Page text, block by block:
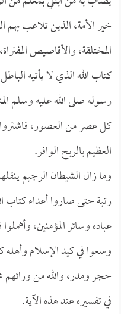
خير الأمة، الذين تلاعب بهم
المختلقة، والأقاصيص
كتاب الله الذي لا يأتيه
رسوله صلى الله عليه وسلم
كل عصر من العصور، فاشتروا
العظيم بالربح الوافر.
وما زال الشيطان الرجيم
رتبة حتى صاروا أعداء كتاب
عباده وسائر المؤمنين،
وسعوا في كيد الإسلام
حجر ومدر، والله من ورائهم
في تفسيره عند هذه الآية.